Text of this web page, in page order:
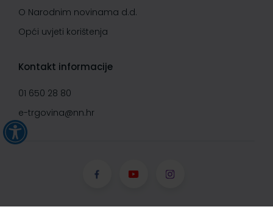
O Narodnim novinama d.d.
Opći uvjeti korištenja
Kontakt informacije
01 650 28 80
e-trgovina@nn.hr